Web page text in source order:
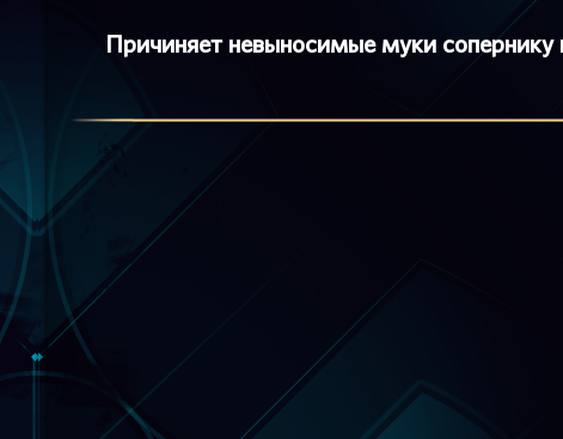
Причиняет невыносимые муки сопернику